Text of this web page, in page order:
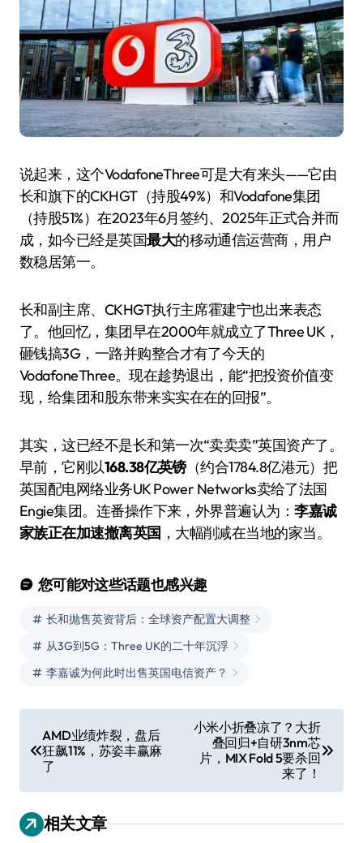
说起来，这个VodafoneThree可是大有来头——它由
长和旗下的CKHGT（持股49%）和Vodafone集团
（持股51%）在2023年6月签约、2025年正式合并而
成，如今已经是英国最大的移动通信运营商，用户
数稳居第一。
长和副主席、CKHGT执行主席霍建宁也出来表态
了。他回忆，集团早在2000年就成立了Three UK，
砸钱搞3G，一路并购整合才有了今天的
VodafoneThree。现在趁势退出，能“把投资价值变
现，给集团和股东带来实实在在的回报”。
其实，这已经不是长和第一次“卖卖卖”英国资产了。
早前，它刚以168.38亿英镑（约合1784.8亿港元）把
英国配电网络业务UK Power Networks卖给了法国
Engie集团。连番操作下来，外界普遍认为：李嘉诚
家族正在加速撤离英国 ，大幅削减在当地的家当。
您可能对这些话题也感兴趣
长和抛售英资背后：全球资产配置大调整
从3G到5G：Three UK的二十年沉浮
李嘉诚为何此时出售英国电信资产？
章
AMD业绩炸裂，盘后
狂飙11%，苏姿丰赢麻
了
小米小折叠凉了？大折
叠回归+自研3nm芯
片，MIX Fold 5要杀回
来了！
相关文章